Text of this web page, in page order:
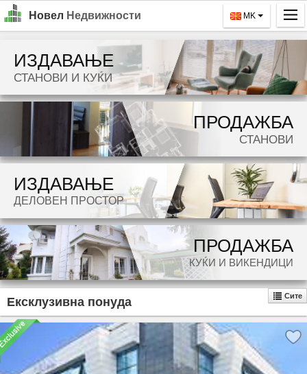
Новел Недвижности MK
Барај
Издавање
Продажба
За Нас
Контакт
MK
EN
GO!
ИЗДАВАЊЕ
СТАНОВИ И КУЌИ
ПРОДАЖБА
СТАНОВИ
ИЗДАВАЊЕ
ДЕЛОВЕН ПРОСТОР
ПРОДАЖБА
КУЌИ И ВИКЕНДИЦИ
Ексклузивна понуда Сите